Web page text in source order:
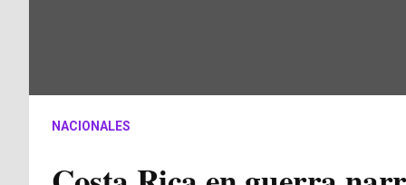
NACIONALES